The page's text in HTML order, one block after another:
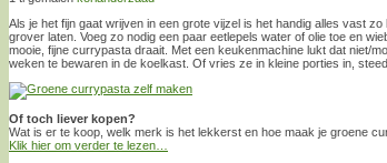
Als je het fijn gaat wrijven in een grote vijzel is het handig alles vast
grover laten. Voeg zo nodig een paar eetlepels water of olie toe en
mooie, fijne currypasta draait. Met een keukenmachine lukt dat niet/
weken te bewaren in de koelkast. Of vries ze in kleine porties in,
Of toch liever kopen?
Wat is er te koop, welk merk is het lekkerst en hoe maak je groene
Klik hier om verder te lezen…